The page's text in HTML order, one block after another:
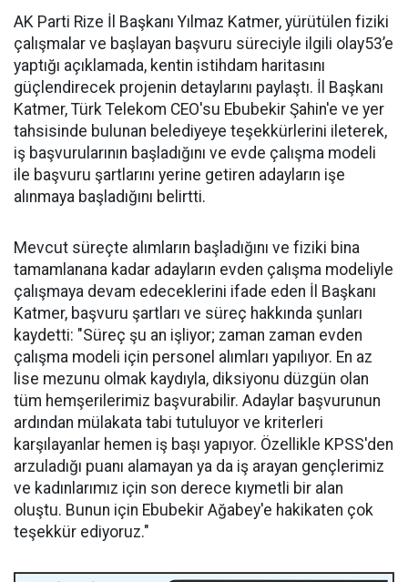
AK Parti Rize İl Başkanı Yılmaz Katmer, yürütülen fiziki
çalışmalar ve başlayan başvuru süreciyle ilgili olay53’e
yaptığı açıklamada, kentin istihdam haritasını
güçlendirecek projenin detaylarını paylaştı. İl Başkanı
Katmer, Türk Telekom CEO'su Ebubekir Şahin'e ve yer
tahsisinde bulunan belediyeye teşekkürlerini ileterek,
iş başvurularının başladığını ve evde çalışma modeli
ile başvuru şartlarını yerine getiren adayların işe
alınmaya başladığını belirtti.
Mevcut süreçte alımların başladığını ve fiziki bina
tamamlanana kadar adayların evden çalışma modeliyle
çalışmaya devam edeceklerini ifade eden İl Başkanı
Katmer, başvuru şartları ve süreç hakkında şunları
kaydetti: "Süreç şu an işliyor; zaman zaman evden
çalışma modeli için personel alımları yapılıyor. En az
lise mezunu olmak kaydıyla, diksiyonu düzgün olan
tüm hemşerilerimiz başvurabilir. Adaylar başvurunun
ardından mülakata tabi tutuluyor ve kriterleri
karşılayanlar hemen iş başı yapıyor. Özellikle KPSS'den
arzuladığı puanı alamayan ya da iş arayan gençlerimiz
ve kadınlarımız için son derece kıymetli bir alan
oluştu. Bunun için Ebubekir Ağabey'e hakikaten çok
teşekkür ediyoruz."